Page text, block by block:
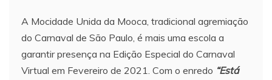
A Mocidade Unida da Mooca, tradicional agremiação
do Carnaval de São Paulo, é mais uma escola a
garantir presença na Edição Especial do Carnaval
Virtual em Fevereiro de 2021. Com o enredo “Está